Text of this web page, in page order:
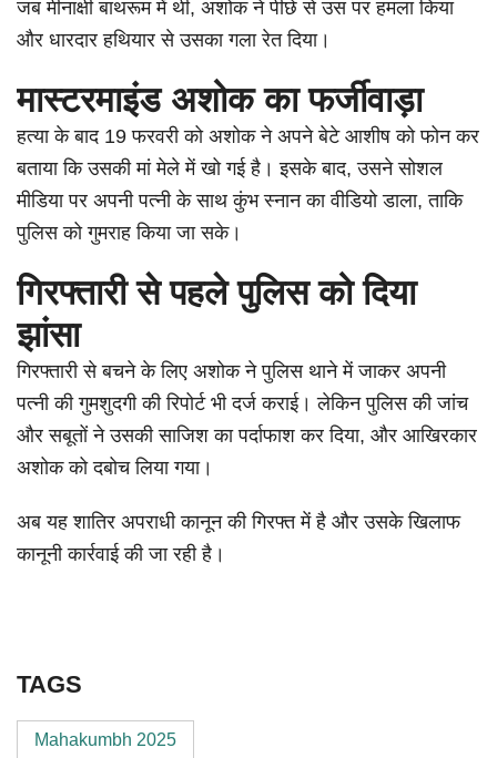
जब मीनाक्षी बाथरूम में थी, अशोक ने पीछे से उस पर हमला किया
और धारदार हथियार से उसका गला रेत दिया।
मास्टरमाइंड अशोक का फर्जीवाड़ा
हत्या के बाद 19 फरवरी को अशोक ने अपने बेटे आशीष को फोन कर
बताया कि उसकी मां मेले में खो गई है। इसके बाद, उसने सोशल
मीडिया पर अपनी पत्नी के साथ कुंभ स्नान का वीडियो डाला, ताकि
पुलिस को गुमराह किया जा सके।
गिरफ्तारी से पहले पुलिस को दिया
झांसा
गिरफ्तारी से बचने के लिए अशोक ने पुलिस थाने में जाकर अपनी
पत्नी की गुमशुदगी की रिपोर्ट भी दर्ज कराई। लेकिन पुलिस की जांच
और सबूतों ने उसकी साजिश का पर्दाफाश कर दिया, और आखिरकार
अशोक को दबोच लिया गया।
अब यह शातिर अपराधी कानून की गिरफ्त में है और उसके खिलाफ
कानूनी कार्रवाई की जा रही है।
TAGS
Mahakumbh 2025